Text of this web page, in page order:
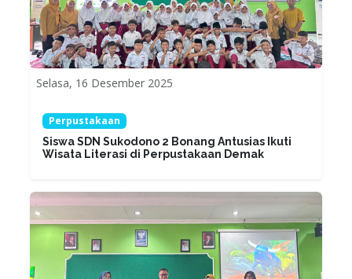
Selasa, 16 Desember 2025
Perpustakaan
Siswa SDN Sukodono 2 Bonang Antusias Ikuti
Wisata Literasi di Perpustakaan Demak